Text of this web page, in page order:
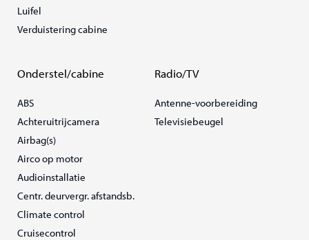
Luifel
Verduistering cabine
Onderstel/cabine
ABS
Achteruitrijcamera
Airbag(s)
Airco op motor
Audioinstallatie
Centr. deurvergr. afstandsb.
Climate control
Cruisecontrol
Radio/TV
Antenne-voorbereiding
Televisiebeugel